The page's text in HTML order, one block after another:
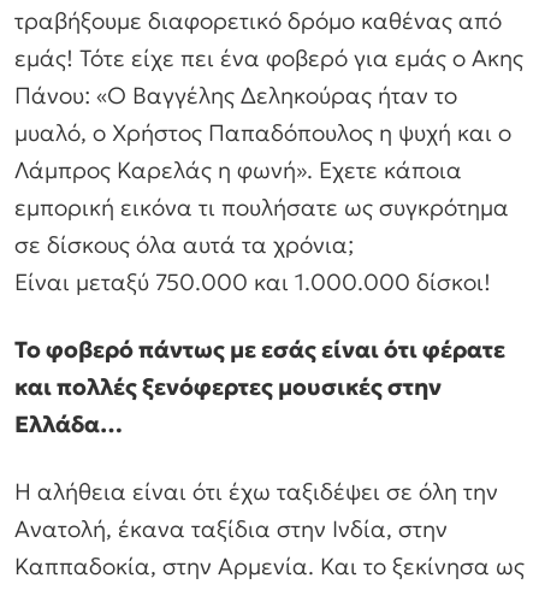
τραβήξουμε διαφορετικό δρόμο καθένας από
εμάς! Τότε είχε πει ένα φοβερό για εμάς ο Ακης
Πάνου: «Ο Βαγγέλης Δεληκούρας ήταν το
μυαλό, ο Χρήστος Παπαδόπουλος η ψυχή και ο
Λάμπρος Καρελάς η φωνή». Εχετε κάποια
εμπορική εικόνα τι πουλήσατε ως συγκρότημα
σε δίσκους όλα αυτά τα χρόνια;
Είναι μεταξύ 750.000 και 1.000.000 δίσκοι!
Το φοβερό πάντως με εσάς είναι ότι φέρατε
και πολλές ξενόφερτες μουσικές στην
Ελλάδα…
Η αλήθεια είναι ότι έχω ταξιδέψει σε όλη την
Ανατολή, έκανα ταξίδια στην Ινδία, στην
Καππαδοκία, στην Αρμενία. Και το ξεκίνησα ως